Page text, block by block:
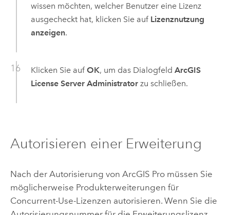
wissen möchten, welcher Benutzer eine Lizenz
ausgecheckt hat, klicken Sie auf Lizenznutzung
anzeigen.
Klicken Sie auf OK, um das Dialogfeld ArcGIS
License Server Administratorzu schließen.
Autorisieren einer Erweiterung
Nach der Autorisierung von ArcGIS Promüssen Sie
möglicherweise Produkterweiterungen für
Concurrent-Use-Lizenzen autorisieren. Wenn Sie die